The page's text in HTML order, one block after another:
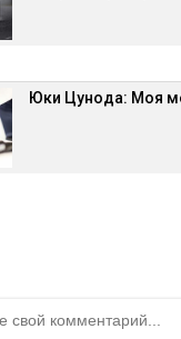
Юки Цунода: Моя